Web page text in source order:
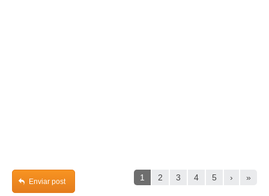
1 2 3 4 5 › »
Enviar post